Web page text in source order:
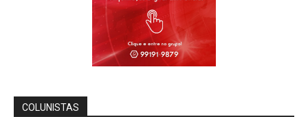
COLUNISTAS